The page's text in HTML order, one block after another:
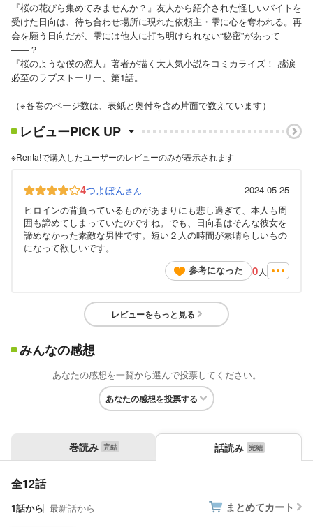
『桜の花びら集めてみませんか？』友人から紹介された怪しいバイトを
受けた日向は、待ち合わせ場所に現れた依頼主・雫に心を奪われる。再
会を願う日向だが、雫には他人に打ち明けられない“秘密”があって
――？
『桜のような僕の恋人』著者が描く大人気小説をコミカライズ！ 感涙
必至のラブストーリー、第1話。
（※各巻のページ数は、表紙と奥付を含め片面で数えています）
レビューPICK UP
※Renta!で購入したユーザーのレビューのみが表示されます
4つよぽんさん
2024-05-25
ヒロインの背負っているものがあまりにも悲し過ぎて、本人も周
囲も諦めてしまっていたのですね。でも、日向君はそんな彼女を
諦めなかった素敵な男性です。短い２人の時間が素晴らしいもの
になって欲しいです。
参考になった
0 人
レビューをもっと見る
みんなの感想
あなたの感想を一覧から選んで投票してください。
あなたの感想を投票する
巻読み 話読み
全12話
1話から 最新話から まとめてカート